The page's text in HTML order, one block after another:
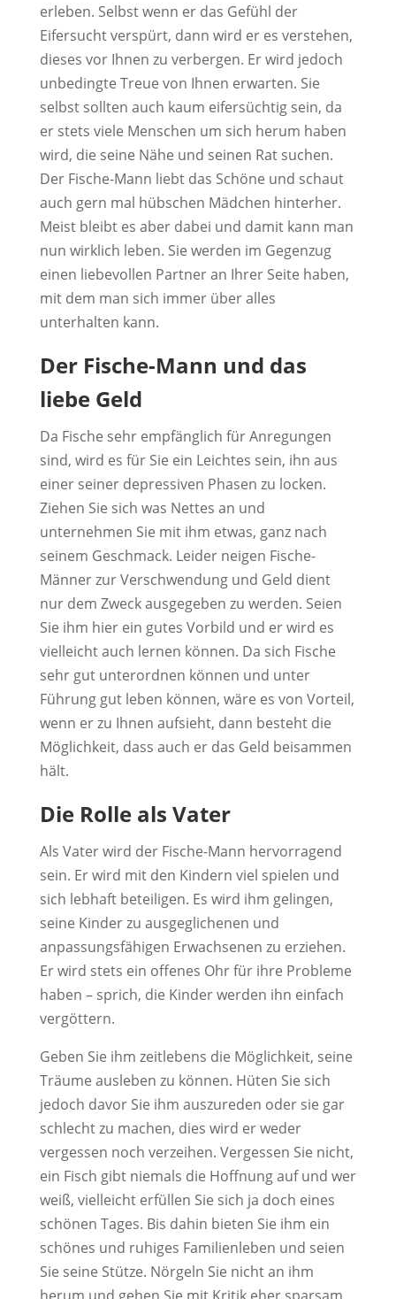
erleben. Selbst wenn er das Gefühl der
Eifersucht verspürt, dann wird er es verstehen,
dieses vor Ihnen zu verbergen. Er wird jedoch
unbedingte Treue von Ihnen erwarten. Sie
selbst sollten auch kaum eifersüchtig sein, da
er stets viele Menschen um sich herum haben
wird, die seine Nähe und seinen Rat suchen.
Der Fische-Mann liebt das Schöne und schaut
auch gern mal hübschen Mädchen hinterher.
Meist bleibt es aber dabei und damit kann man
nun wirklich leben. Sie werden im Gegenzug
einen liebevollen Partner an Ihrer Seite haben,
mit dem man sich immer über alles
unterhalten kann.
Der Fische-Mann und das
liebe Geld
Da Fische sehr empfänglich für Anregungen
sind, wird es für Sie ein Leichtes sein, ihn aus
einer seiner depressiven Phasen zu locken.
Ziehen Sie sich was Nettes an und
unternehmen Sie mit ihm etwas, ganz nach
seinem Geschmack. Leider neigen Fische-
Männer zur Verschwendung und Geld dient
nur dem Zweck ausgegeben zu werden. Seien
Sie ihm hier ein gutes Vorbild und er wird es
vielleicht auch lernen können. Da sich Fische
sehr gut unterordnen können und unter
Führung gut leben können, wäre es von Vorteil,
wenn er zu Ihnen aufsieht, dann besteht die
Möglichkeit, dass auch er das Geld beisammen
hält.
Die Rolle als Vater
Als Vater wird der Fische-Mann hervorragend
sein. Er wird mit den Kindern viel spielen und
sich lebhaft beteiligen. Es wird ihm gelingen,
seine Kinder zu ausgeglichenen und
anpassungsfähigen Erwachsenen zu erziehen.
Er wird stets ein offenes Ohr für ihre Probleme
haben – sprich, die Kinder werden ihn einfach
vergöttern.
Geben Sie ihm zeitlebens die Möglichkeit, seine
Träume ausleben zu können. Hüten Sie sich
jedoch davor Sie ihm auszureden oder sie gar
schlecht zu machen, dies wird er weder
vergessen noch verzeihen. Vergessen Sie nicht,
ein Fisch gibt niemals die Hoffnung auf und wer
weiß, vielleicht erfüllen Sie sich ja doch eines
schönen Tages. Bis dahin bieten Sie ihm ein
schönes und ruhiges Familienleben und seien
Sie seine Stütze. Nörgeln Sie nicht an ihm